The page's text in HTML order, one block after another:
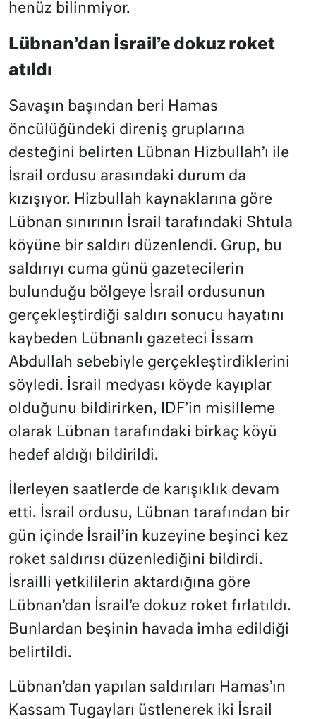
henüz bilinmiyor.
Lübnan’dan İsrail’e dokuz roket
atıldı
Savaşın başından beri Hamas
öncülüğündeki direniş gruplarına
desteğini belirten Lübnan Hizbullah’ı ile
İsrail ordusu arasındaki durum da
kızışıyor. Hizbullah kaynaklarına göre
Lübnan sınırının İsrail tarafındaki Shtula
köyüne bir saldırı düzenlendi. Grup, bu
saldırıyı cuma günü gazetecilerin
bulunduğu bölgeye İsrail ordusunun
gerçekleştirdiği saldırı sonucu hayatını
kaybeden Lübnanlı gazeteci İssam
Abdullah sebebiyle gerçekleştirdiklerini
söyledi. İsrail medyası köyde kayıplar
olduğunu bildirirken, IDF’in misilleme
olarak Lübnan tarafındaki birkaç köyü
hedef aldığı bildirildi.
İlerleyen saatlerde de karışıklık devam
etti. İsrail ordusu, Lübnan tarafından bir
gün içinde İsrail’in kuzeyine beşinci kez
roket saldırısı düzenlediğini bildirdi.
İsrailli yetkililerin aktardığına göre
Lübnan’dan İsrail’e dokuz roket fırlatıldı.
Bunlardan beşinin havada imha edildiği
belirtildi.
Lübnan’dan yapılan saldırıları Hamas’ın
Kassam Tugayları üstlenerek iki İsrail